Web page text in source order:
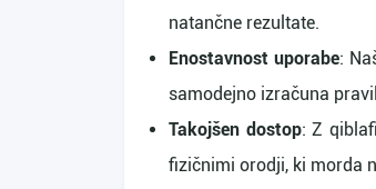
natančne rezultate.
Enostavnost uporabe:
samodejno izračuna
Takojšen dostop: Z
fizičnimi orodji, ki morda